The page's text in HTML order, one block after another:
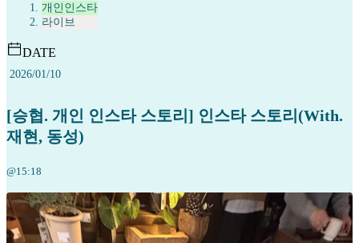
개인인스타
라이브
DATE
2026/01/10
[승협. 개인 인스타 스토리] 인스타 스토리(With.
재현, 동성)
@15:18